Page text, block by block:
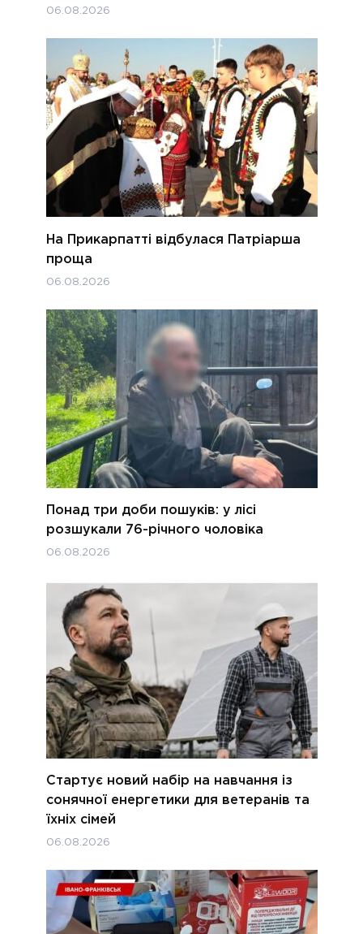
06.08.2026
На Прикарпатті відбулася Патріарша
проща
06.08.2026
Понад три доби пошуків: у лісі
розшукали 76-річного чоловіка
06.08.2026
Стартує новий набір на навчання із
сонячної енергетики для ветеранів та
їхніх сімей
06.08.2026